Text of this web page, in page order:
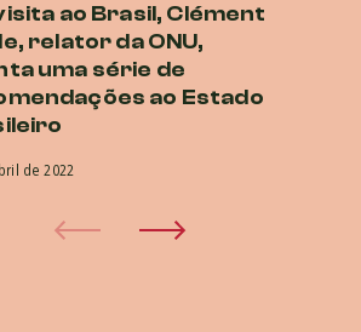
ao Brasil, Clément
relator da ONU,
uma série de
ao Estado
de 2022